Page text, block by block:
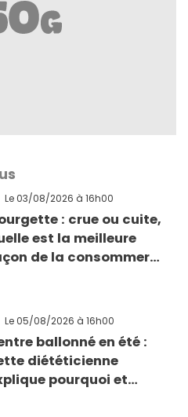
Le 03/08/2026 à 16h00
: crue ou cuite,
est la meilleure
de la consommer
Le 05/08/2026 à 16h00
ballonné en été :
diététicienne
pourquoi et